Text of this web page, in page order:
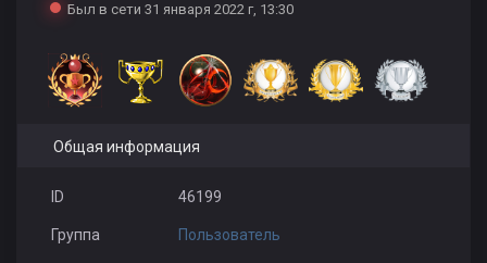
Был в сети 31 января 2022 г, 13:30
Общая информация
ID 46199
Группа Пользователь